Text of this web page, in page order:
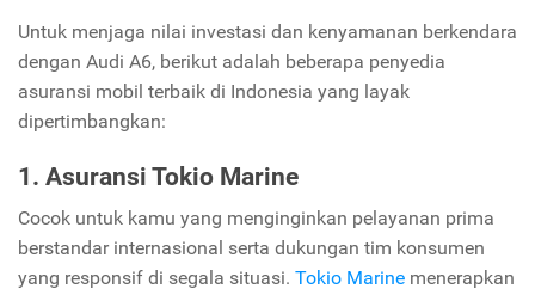
Untuk menjaga nilai investasi dan kenyamanan berkendara
dengan Audi A6, berikut adalah beberapa penyedia
asuransi mobil terbaik di Indonesia yang layak
dipertimbangkan:
1. Asuransi Tokio Marine
Cocok untuk kamu yang menginginkan pelayanan prima
berstandar internasional serta dukungan tim konsumen
yang responsif di segala situasi. Tokio Marine menerapkan